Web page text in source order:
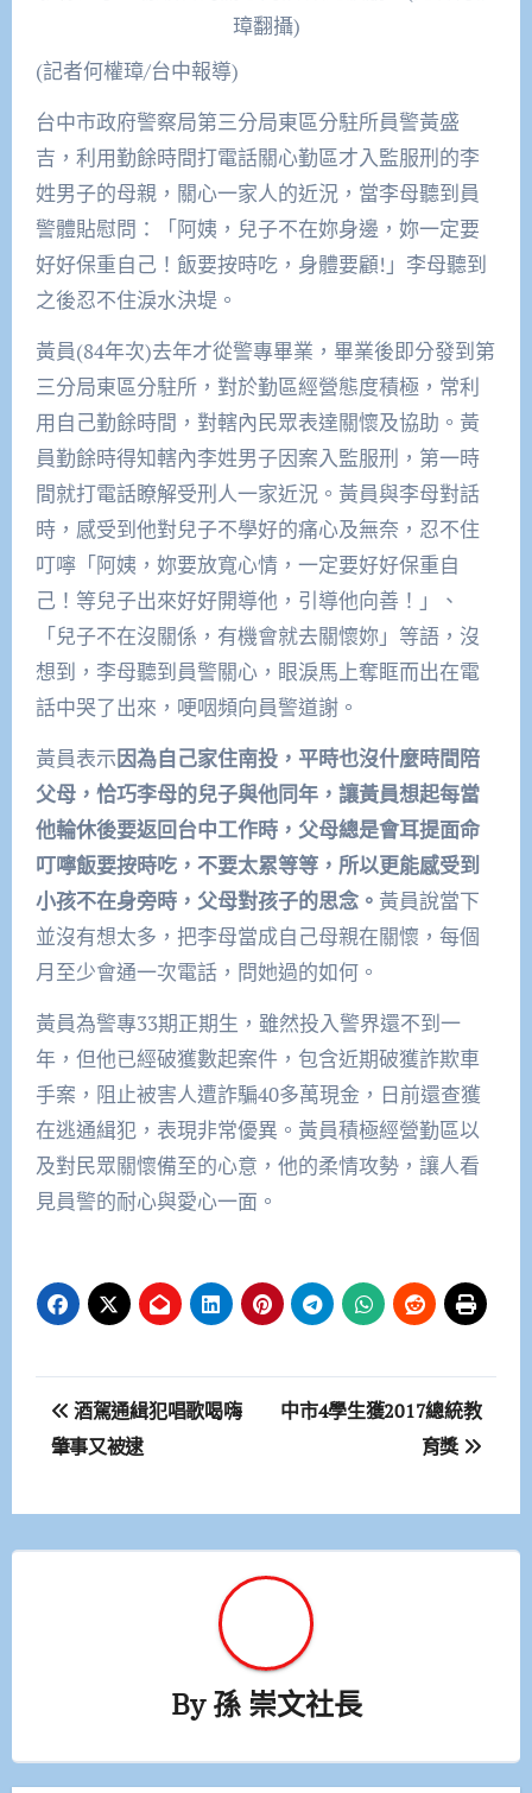
璋翻攝)
(記者何權璋/台中報導)
台中市政府警察局第三分局東區分駐所員警黃盛
吉，利用勤餘時間打電話關心勤區才入監服刑的李
姓男子的母親，關心一家人的近況，當李母聽到員
警體貼慰問：「阿姨，兒子不在妳身邊，妳一定要
好好保重自己！飯要按時吃，身體要顧!」李母聽到
之後忍不住淚水決堤。
黃員(84年次)去年才從警專畢業，畢業後即分發到第
三分局東區分駐所，對於勤區經營態度積極，常利
用自己勤餘時間，對轄內民眾表達關懷及協助。黃
員勤餘時得知轄內李姓男子因案入監服刑，第一時
間就打電話瞭解受刑人一家近況。黃員與李母對話
時，感受到他對兒子不學好的痛心及無奈，忍不住
叮嚀「阿姨，妳要放寬心情，一定要好好保重自
己！等兒子出來好好開導他，引導他向善！」、
「兒子不在沒關係，有機會就去關懷妳」等語，沒
想到，李母聽到員警關心，眼淚馬上奪眶而出在電
話中哭了出來，哽咽頻向員警道謝。
黃員表示因為自己家住南投，平時也沒什麼時間陪
父母，恰巧李母的兒子與他同年，讓黃員想起每當
他輪休後要返回台中工作時，父母總是會耳提面命
叮嚀飯要按時吃，不要太累等等，所以更能感受到
小孩不在身旁時，父母對孩子的思念。 黃員說當下
並沒有想太多，把李母當成自己母親在關懷，每個
月至少會通一次電話，問她過的如何。
黃員為警專33期正期生，雖然投入警界還不到一
年，但他已經破獲數起案件，包含近期破獲詐欺車
手案，阻止被害人遭詐騙40多萬現金，日前還查獲
在逃通緝犯，表現非常優異。黃員積極經營勤區以
及對民眾關懷備至的心意，他的柔情攻勢，讓人看
見員警的耐心與愛心一面。
文
章
覽
酒駕通緝犯唱歌喝嗨
肇事又被逮
中市4學生獲2017總統教
育獎
By孫 崇文社長